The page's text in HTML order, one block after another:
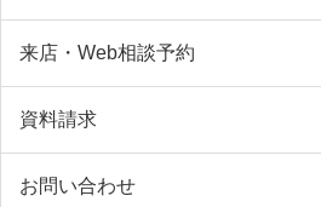
来店・Web相談予約
資料請求
お問い合わせ